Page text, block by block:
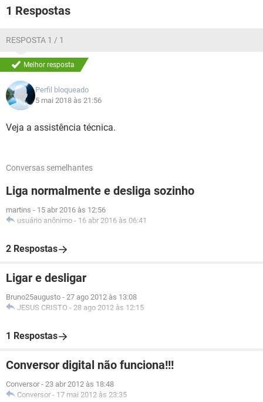
1 Respostas
RESPOSTA 1 / 1
Melhor resposta
Perfil bloqueado
5 mai 2018 às 21:56
Veja a assistência técnica.
Conversas semelhantes
Liga normalmente e desliga sozinho
martins - 15 abr 2016 às 12:56
usuário anônimo - 16 abr 2016 às 06:41
2 Respostas
Ligar e desligar
Bruno25augusto - 27 ago 2012 às 13:08
JESUS CRISTO - 28 ago 2012 às 12:15
1 Respostas
Conversor digital não funciona!!!
Conversor - 23 abr 2012 às 18:48
Conversor - 17 mai 2012 às 23:35